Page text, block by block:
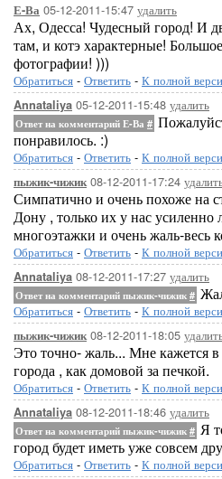
Е-Ва 05-12-2011-15:47 удалить
Ах, Одесса! Чудесный город! И
там, и котэ характерные!
фотографии! )))
Обратиться - Ответить - К полной
Annataliya 05-12-2011-15:48 удалить
Ответ на комментарий Е-Ва #
понравилось. :)
Обратиться - Ответить - К полной
пыжик-чижик08-12-2011-17:24
Симпатично и очень похоже на
Дону , только их у нас усиленно
многоэтажки и очень жаль-весь
Обратиться - Ответить - К полной
Annataliya 08-12-2011-17:27 удалить
Ответ на комментарий пыжик-чижик #
Обратиться - Ответить - К полной
пыжик-чижик08-12-2011-18:05
Это точно- жаль... Мне кажется
города , как домовой за печкой.
Обратиться - Ответить - К полной
Annataliya 08-12-2011-18:46 удалить
Ответ на комментарий пыжик-чижик # Я
город будет иметь уже совсем
Обратиться - Ответить - К полной